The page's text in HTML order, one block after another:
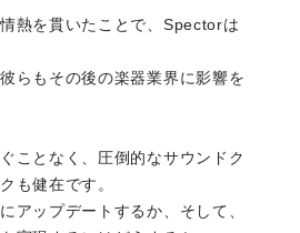
熱を貫いたことで、Spectorは
らもその後の楽器業界に影響を
ことなく、圧倒的なサウンドク
も健在です。
アップデートするか、そして、